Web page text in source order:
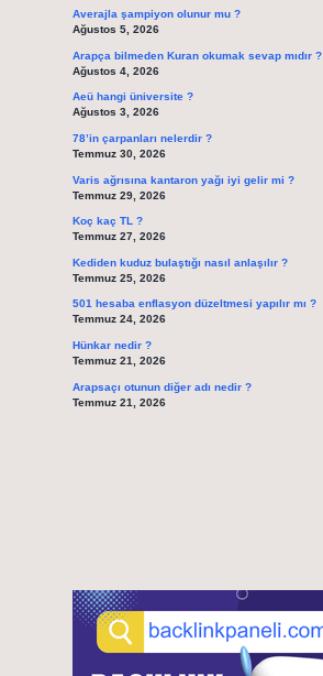
Averajla şampiyon olunur mu ?
Ağustos 5, 2026
Arapça bilmeden Kuran okumak sevap mıdır ?
Ağustos 4, 2026
Aeü hangi üniversite ?
Ağustos 3, 2026
78’in çarpanları nelerdir ?
Temmuz 30, 2026
Varis ağrısına kantaron yağı iyi gelir mi ?
Temmuz 29, 2026
Koç kaç TL ?
Temmuz 27, 2026
Kediden kuduz bulaştığı nasıl anlaşılır ?
Temmuz 25, 2026
501 hesaba enflasyon düzeltmesi yapılır mı ?
Temmuz 24, 2026
Hünkar nedir ?
Temmuz 21, 2026
Arapsaçı otunun diğer adı nedir ?
Temmuz 21, 2026